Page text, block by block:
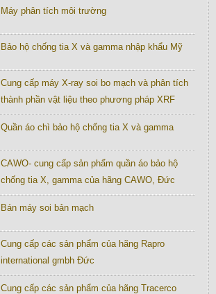
Máy phân tích môi trường
Bảo hộ chống tia X và gamma nhập khẩu Mỹ
Cung cấp máy X-ray soi bo mạch và phân tích
thành phần vật liệu theo phương pháp XRF
Quần áo chì bảo hộ chống tia X và gamma
CAWO- cung cấp sản phẩm quần áo bảo hộ
chống tia X, gamma của hãng CAWO, Đức
Bán máy soi bản mạch
Cung cấp các sản phẩm của hãng Rapro
international gmbh Đức
Cung cấp các sản phẩm của hãng Tracerco